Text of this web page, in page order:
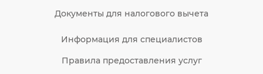
Документы для налогового вычета
Информация для специалистов
Правила предоставления услуг